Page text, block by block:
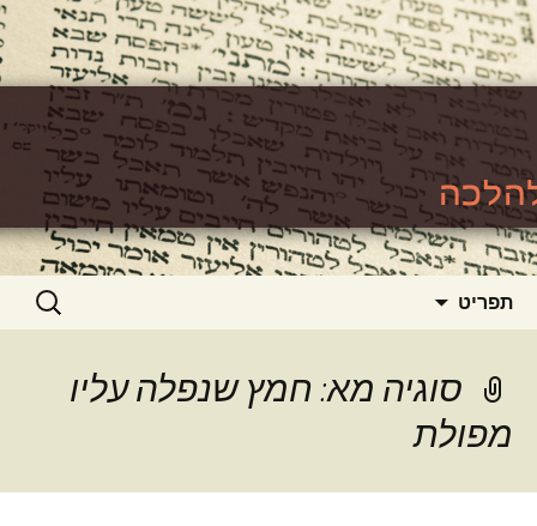
https://www.toralishma.org
האתר ללימוד סוגיות גמרא להלכה
תפריט חיפוש:
סוגיה מא: חמץ שנפלה עליו
מפולת